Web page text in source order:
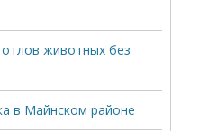
животных без
в Майнском районе